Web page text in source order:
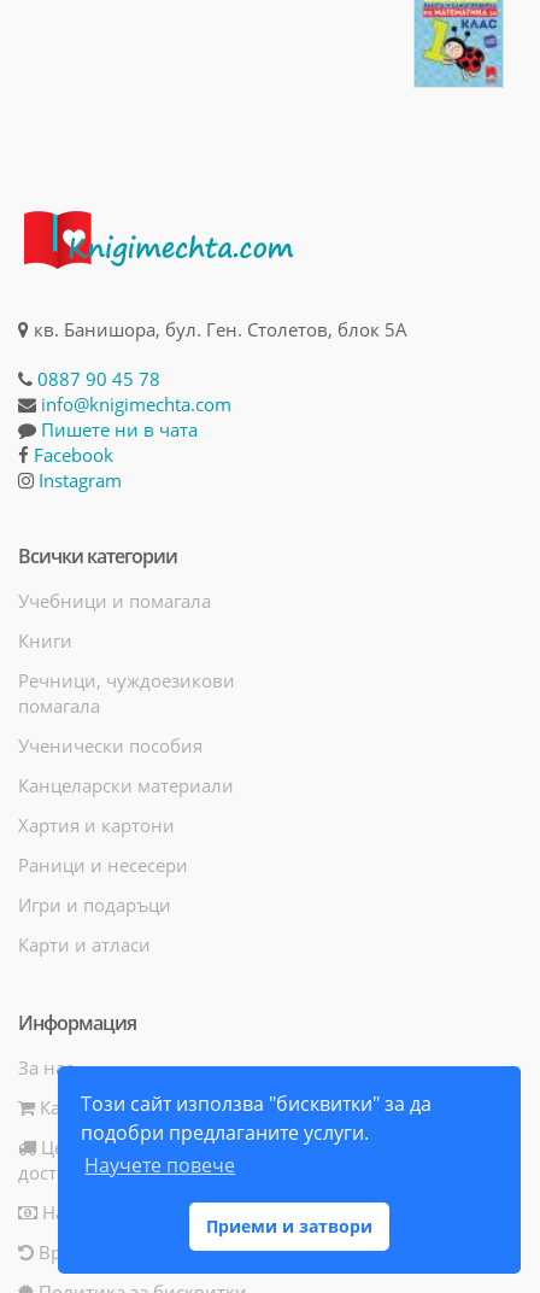
Този сайт използва "бисквитки" за да
подобри предлаганите услуги.
Научете повече
Приеми и затвори
кв. Банишора, бул. Ген. Столетов, блок 5А
0887 90 45 78
info@knigimechta.com
Пишете ни в чата
Facebook
Instagram
Всички категории
Учебници и помагала
Книги
Речници, чуждоезикови
помагала
Ученически пособия
Канцеларски материали
Хартия и картони
Раници и несесери
Игри и подаръци
Карти и атласи
Информация
За нас
Как да поръчам
Цени и начини за
доставка
Начини за плащане
Връщане на продукт